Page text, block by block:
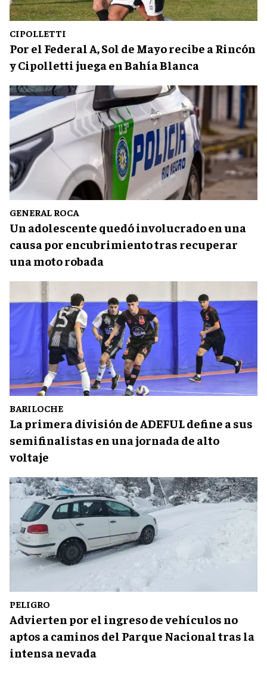
CIPOLLETTI
Por el Federal A, Sol de Mayo recibe a Rincón
y Cipolletti juega en Bahía Blanca
GENERAL ROCA
Un adolescente quedó involucrado en una
causa por encubrimiento tras recuperar
una moto robada
BARILOCHE
La primera división de ADEFUL define a sus
semifinalistas en una jornada de alto
voltaje
PELIGRO
Advierten por el ingreso de vehículos no
aptos a caminos del Parque Nacional tras la
intensa nevada